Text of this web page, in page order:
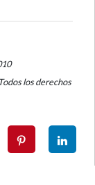
los derechos